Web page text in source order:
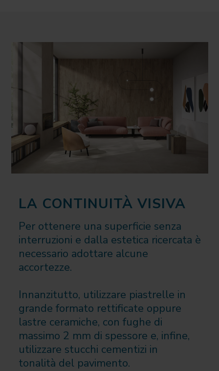
LA CONTINUITÀ VISIVA
Per ottenere una superficie senza
interruzioni e dalla estetica ricercata è
necessario adottare alcune
accortezze.
Innanzitutto, utilizzare piastrelle in
grande formato rettificate oppure
lastre ceramiche, con fughe di
massimo 2 mm di spessore e, infine,
utilizzare stucchi cementizi in
tonalità del pavimento.